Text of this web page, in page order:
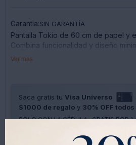
Garantia:SIN GARANTÍA
Pantalla Tokio de 60 cm de papel y
Combina funcionalidad y diseño
plegable permite guardarla
Una opción económica para
Ver mas
Saca gratis tu Visa Universo
$1000 de regalo y 30% OFF
SOLO CON LA CÉDULA , GRATIS POR 1